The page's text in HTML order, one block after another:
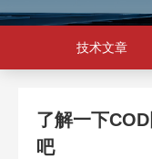
技术文章
了解一下
吧